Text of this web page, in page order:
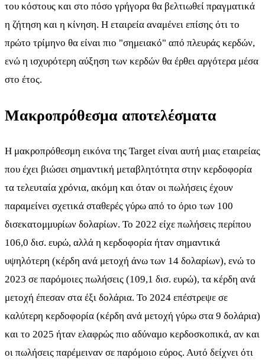
του κόστους και στο πόσο γρήγορα θα βελτιωθεί πραγματικά
η ζήτηση και η κίνηση. Η εταιρεία αναμένει επίσης ότι το
πρώτο τρίμηνο θα είναι πιο "σημειακό" από πλευράς κερδών,
ενώ η ισχυρότερη αύξηση των κερδών θα έρθει αργότερα μέσα
στο έτος.
Μακροπρόθεσμα αποτελέσματα
Η μακροπρόθεσμη εικόνα της Target είναι αυτή μιας εταιρείας
που έχει βιώσει σημαντική μεταβλητότητα στην κερδοφορία
τα τελευταία χρόνια, ακόμη και όταν οι πωλήσεις έχουν
παραμείνει σχετικά σταθερές γύρω από το όριο των 100
δισεκατομμυρίων δολαρίων. Το 2022 είχε πωλήσεις περίπου
106,0 δισ. ευρώ, αλλά η κερδοφορία ήταν σημαντικά
υψηλότερη (κέρδη ανά μετοχή άνω των 14 δολαρίων), ενώ το
2023 σε παρόμοιες πωλήσεις (109,1 δισ. ευρώ), τα κέρδη ανά
μετοχή έπεσαν στα έξι δολάρια. Το 2024 επέστρεψε σε
καλύτερη κερδοφορία (κέρδη ανά μετοχή γύρω στα 9 δολάρια)
και το 2025 ήταν ελαφρώς πιο αδύναμο κερδοσκοπικά, αν και
οι πωλήσεις παρέμειναν σε παρόμοιο εύρος. Αυτό δείχνει ότι